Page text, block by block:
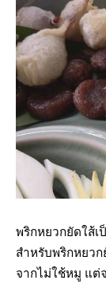
พริกหยวกยัดใส้เ
สำหรับพริกหยว
จากไม่ใช้หมู แต่